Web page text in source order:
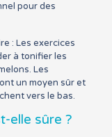
pour des
: Les exercices
à tonifier les
Les
un moyen sûr et
vers le bas.
elle sûre ?